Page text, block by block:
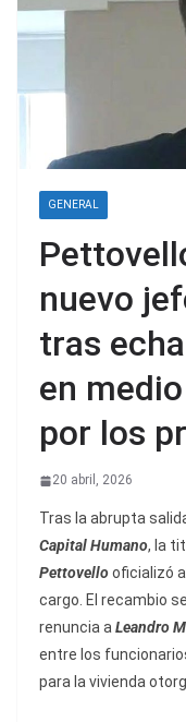
GENERAL
nuevo
tras
en
por los
20 abril, 2026
Tras la abrupta
Capital Humano, la
Pettovellooficializó
cargo. El recambio
renuncia aLeandro
entre los
para la vivienda